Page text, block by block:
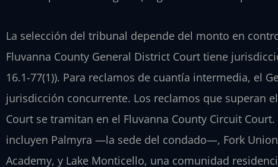
La selección del tribunal depende del monto en
Fluvanna County General District Court tiene
16.1-77(1)). Para reclamos de cuantía intermedia, el
jurisdicción concurrente. Los reclamos que superan
Court se tramitan en el Fluvanna County Circuit
incluyen Palmyra —la sede del condado—, Fork
Academy, y Lake Monticello, una comunidad